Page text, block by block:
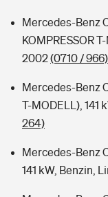
Mercedes-Benz
KOMPRESSOR
2002(0710 / 966)
Mercedes-Benz
T-MODELL), 141
264)
Mercedes-Benz
141 kW, Benzin,